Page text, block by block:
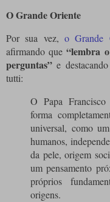
O Grande Oriente
Por sua vez, o Grande
afirmando que“lembra
perguntas” e
tutti:
O Papa Francisco
forma
universal, como
humanos,
da pele, origem
um pensamento
próprios
origens.